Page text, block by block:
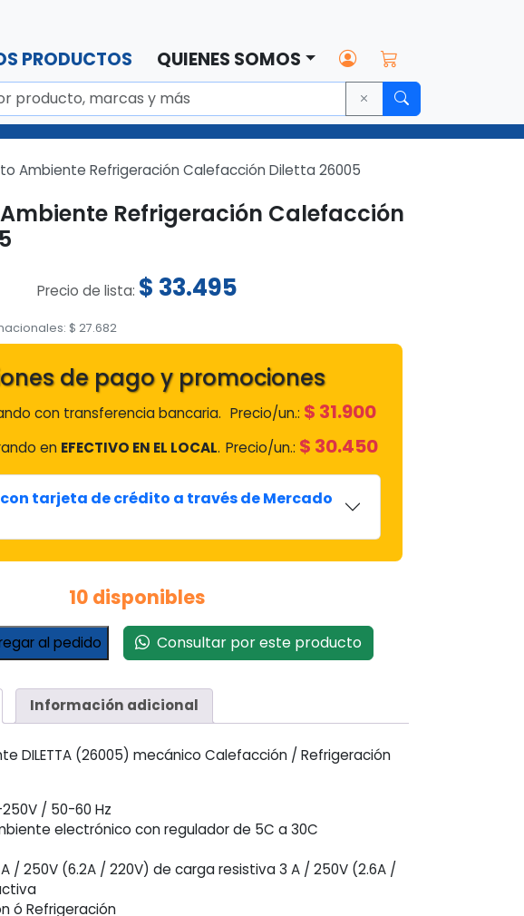
PRODUCTOS QUIENES SOMOS
Ambiente Refrigeración Calefacción Diletta 26005
Refrigeración Calefacción
Precio de lista: $ 33.495
$ 27.682
de pago y promociones
con transferencia bancaria. Precio/un.: $ 31.900
en EFECTIVO EN EL LOCAL. Precio/un.: $ 30.450
tarjeta de crédito a través de Mercado
10 disponibles
al pedido Consultar por este producto
Información adicional
DILETTA (26005) mecánico Calefacción / Refrigeración
/ 50-60 Hz
electrónico con regulador de 5C a 30C
/ 250V (6.2A / 220V) de carga resistiva 3 A / 250V (2.6A /
ó Refrigeración